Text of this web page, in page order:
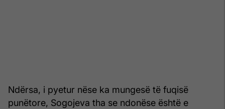
Ndërsa, i pyetur nëse ka mungesë të fuqisë
punëtore, Sogojeva tha se ndonëse është e